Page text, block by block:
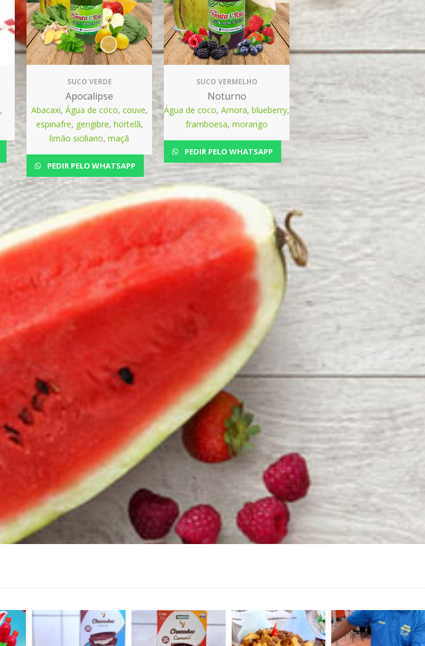
,
SUCO VERDE
Apocalipse
Abacaxi, Água de coco, couve,
espinafre, gengibre, hortelã,
limão siciliano, maçã
PEDIR PELO WHATSAPP
SUCO VERMELHO
Noturno
Água de coco, Amora, blueberry,
framboesa, morango
PEDIR PELO WHATSAPP